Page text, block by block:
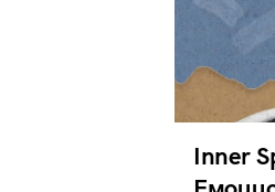
Inner